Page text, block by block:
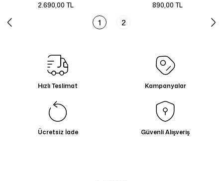
2.690,00 TL 890,00 TL
1 2
Hızlı Teslimat Kampanyalar
Ücretsiz İade Güvenli Alışveriş